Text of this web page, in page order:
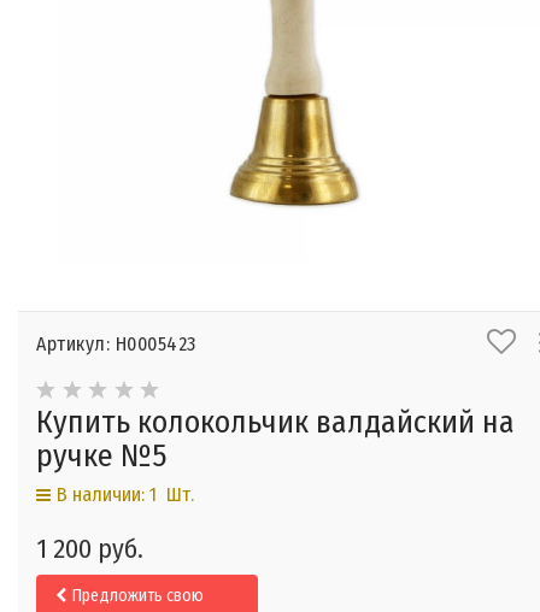
Артикул: Н0005423
Купить колокольчик валдайский на
ручке №5
В наличии: 1 Шт.
1 200 руб.
Предложить свою